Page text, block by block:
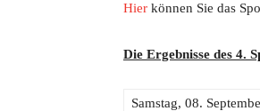
Hier können Sie das
Die Ergebnisse des 4.
Samstag, 08.